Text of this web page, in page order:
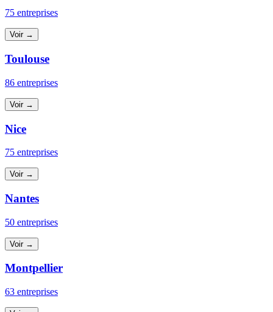
75 entreprises
Voir →
Toulouse
86 entreprises
Voir →
Nice
75 entreprises
Voir →
Nantes
50 entreprises
Voir →
Montpellier
63 entreprises